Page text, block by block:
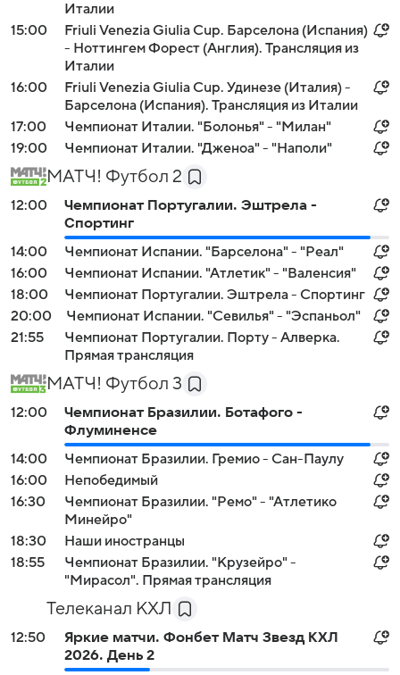
Италии
15:00
Friuli Venezia Giulia Cup. Барселона (Испания)
- Ноттингем Форест (Англия). Трансляция из
Италии
16:00
Friuli Venezia Giulia Cup. Удинезе (Италия) -
Барселона (Испания). Трансляция из Италии
17:00
Чемпионат Италии. "Болонья" - "Милан"
19:00
Чемпионат Италии. "Дженоа" - "Наполи"
МАТЧ! Футбол 2
12:00
Чемпионат Португалии. Эштрела -
Спортинг
14:00
Чемпионат Испании. "Барселона" - "Реал"
16:00
Чемпионат Испании. "Атлетик" - "Валенсия"
18:00
Чемпионат Португалии. Эштрела - Спортинг
20:00
Чемпионат Испании. "Севилья" - "Эспаньол"
21:55
Чемпионат Португалии. Порту - Алверка.
Прямая трансляция
МАТЧ! Футбол 3
12:00
Чемпионат Бразилии. Ботафого -
Флуминенсе
14:00
Чемпионат Бразилии. Гремио - Сан-Паулу
16:00
Непобедимый
16:30
Чемпионат Бразилии. "Ремо" - "Атлетико
Минейро"
18:30
Наши иностранцы
18:55
Чемпионат Бразилии. "Крузейро" -
"Мирасол". Прямая трансляция
Телеканал КХЛ
12:50
Яркие матчи. Фонбет Матч Звезд КХЛ
2026. День 2